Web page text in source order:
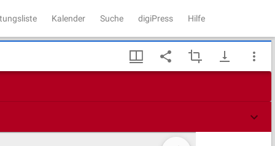
Kalender Suche digiPress Hilfe